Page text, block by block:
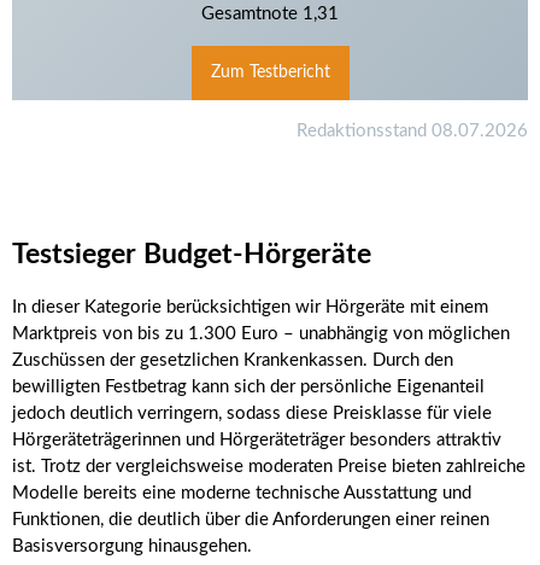
Gesamtnote 1,31
Zum Testbericht
Redaktionsstand 08.07.2026
Testsieger Budget-Hörgeräte
In dieser Kategorie berücksichtigen wir Hörgeräte mit einem
Marktpreis von bis zu 1.300 Euro – unabhängig von möglichen
Zuschüssen der gesetzlichen Krankenkassen. Durch den
bewilligten Festbetrag kann sich der persönliche Eigenanteil
jedoch deutlich verringern, sodass diese Preisklasse für viele
Hörgeräteträgerinnen und Hörgeräteträger besonders attraktiv
ist. Trotz der vergleichsweise moderaten Preise bieten zahlreiche
Modelle bereits eine moderne technische Ausstattung und
Funktionen, die deutlich über die Anforderungen einer reinen
Basisversorgung hinausgehen.